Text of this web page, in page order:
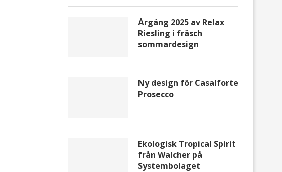
Årgång 2025 av Relax
Riesling i fräsch
sommardesign
Ny design för Casalforte
Prosecco
Ekologisk Tropical Spirit
från Walcher på
Systembolaget